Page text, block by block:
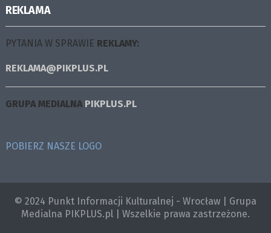
REKLAMA
PYTANIA W SPRAWIE REKLAMY:
REKLAMA@PIKPLUS.PL
GRUPA MEDIALNA PIKPLUS.PL
POBIERZ NASZE LOGO
© 2024 Punkt Informacji Kulturalnej - Wrocław | Grupa
Medialna PIKPLUS.pl | Wszelkie prawa zastrzeżone.